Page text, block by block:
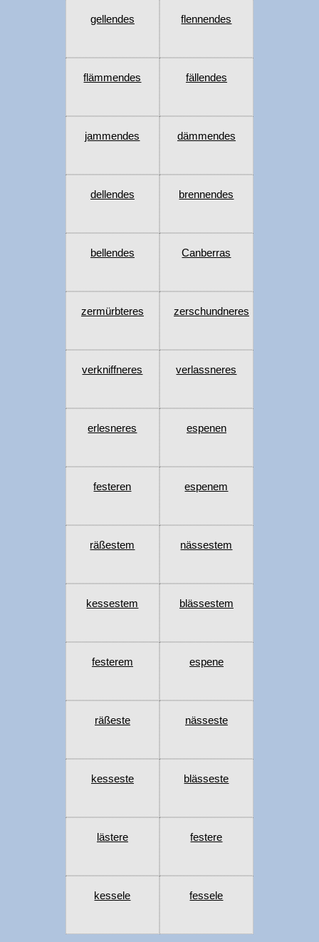
gellendes flennendes
flämmendes fällendes
jammendes dämmendes
dellendes brennendes
bellendes Canberras
zermürbteres zerschundneres
verkniffneres verlassneres
erlesneres espenen
festeren espenem
räßestem nässestem
kessestem blässestem
festerem espene
räßeste nässeste
kesseste blässeste
lästere festere
kessele fessele